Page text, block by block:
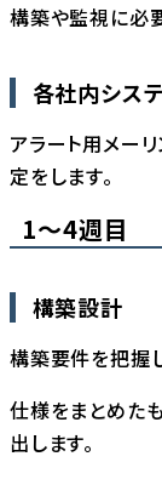
構築や監視に必
各社内シス
アラート用メー
定をします。
1〜4週目
構築設計
構築要件を把握
仕様をまとめた
出します。